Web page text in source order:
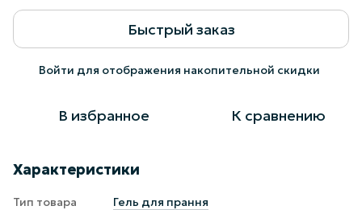
Быстрый заказ
Войти для отображения накопительной скидки
В избранное К сравнению
Характеристики
Тип товара
Гель для прання